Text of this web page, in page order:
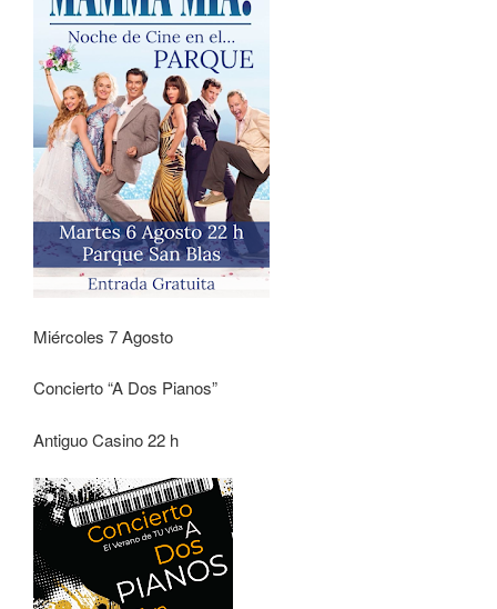
Miércoles 7 Agosto
Concierto “A Dos Pianos”
Antiguo Casino 22 h